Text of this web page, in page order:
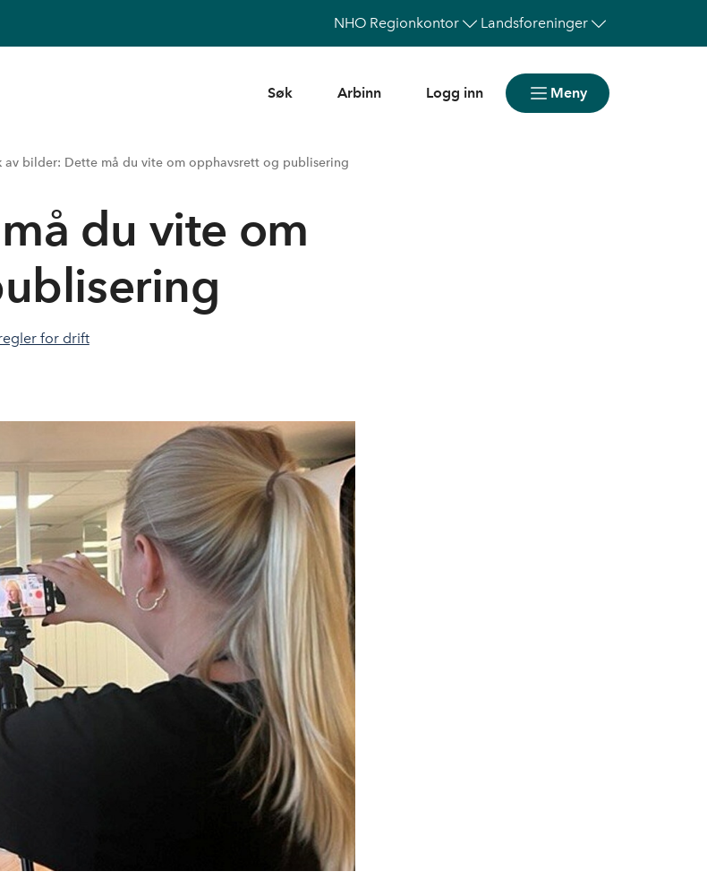
NHO Regionkontor Landsforeninger
Søk Arbinn Logg inn Meny
av bilder: Dette må du vite om opphavsrett og publisering
du vite om
for drift